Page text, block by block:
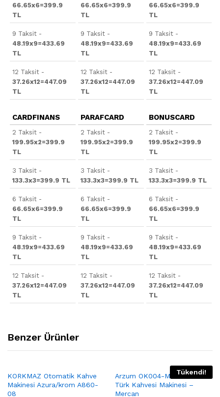
66.65x6=399.9
TL
9 Taksit -
48.19x9=433.69
TL
12 Taksit -
37.26x12=447.09
TL
66.65x6=399.9
TL
9 Taksit -
48.19x9=433.69
TL
12 Taksit -
37.26x12=447.09
TL
66.65x6=399.9
TL
9 Taksit -
48.19x9=433.69
TL
12 Taksit -
37.26x12=447.09
TL
CARDFINANS
2 Taksit -
199.95x2=399.9
TL
3 Taksit -
133.3x3=399.9 TL
6 Taksit -
66.65x6=399.9
TL
9 Taksit -
48.19x9=433.69
TL
12 Taksit -
37.26x12=447.09
TL
PARAFCARD
2 Taksit -
199.95x2=399.9
TL
3 Taksit -
133.3x3=399.9 TL
6 Taksit -
66.65x6=399.9
TL
9 Taksit -
48.19x9=433.69
TL
12 Taksit -
37.26x12=447.09
TL
BONUSCARD
2 Taksit -
199.95x2=399.9
TL
3 Taksit -
133.3x3=399.9 TL
6 Taksit -
66.65x6=399.9
TL
9 Taksit -
48.19x9=433.69
TL
12 Taksit -
37.26x12=447.09
TL
Benzer Ürünler
KORKMAZ Otomatik Kahve
Makinesi Azura/krom A860-
08
Tükendi!
Arzum OK004-MC Okka Minio
Türk Kahvesi Makinesi –
Mercan